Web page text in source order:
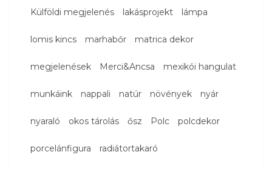
Külföldi megjelenés lakásprojekt lámpa
lomis kincs marhabőr matrica dekor
megjelenések Merci&Ancsa mexikói hangulat
munkáink nappali natúr növények nyár
nyaraló okos tárolás ősz Polc polcdekor
porcelánfigura radiátortakaró